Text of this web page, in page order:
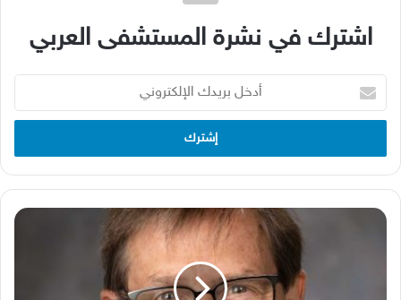
اشترك في نشرة المستشفى العربي
بريدك
الإلكتروني
د.